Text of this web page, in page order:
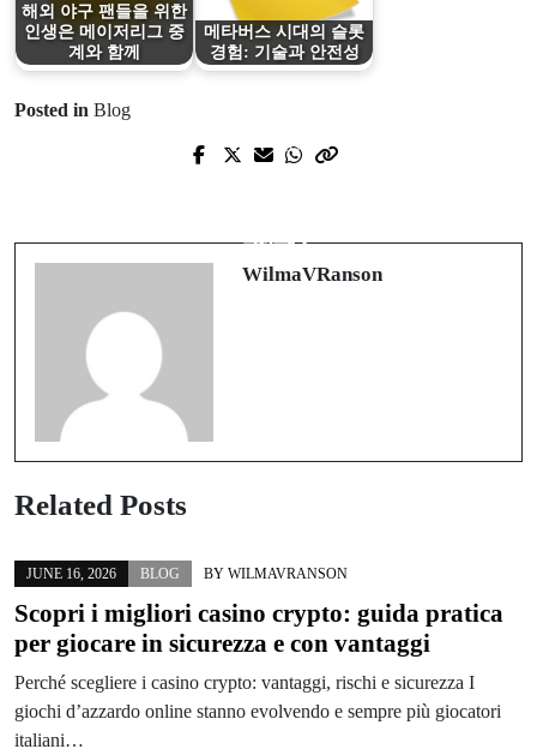
해외 야구 팬들을 위한
인생은 메이저리그 중
계와 함께
메타버스 시대의 슬롯
경험: 기술과 안전성
Posted in Blog
Prev Post
confiable
美學
WilmaVRanson
Related Posts
JUNE 16, 2026 BLOG BY WILMAVRANSON
Scopri i migliori casino crypto: guida pratica
per giocare in sicurezza e con vantaggi
Perché scegliere i casino crypto: vantaggi, rischi e sicurezza I
giochi d’azzardo online stanno evolvendo e sempre più giocatori
italiani…